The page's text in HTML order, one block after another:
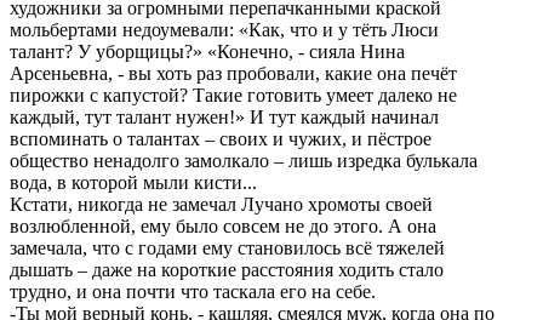
художники за огромными перепачканными краской
мольбертами недоумевали: «Как, что и у тёть Люси
талант? У уборщицы?» «Конечно, - сияла Нина
Арсеньевна, - вы хоть раз пробовали, какие она печёт
пирожки с капустой? Такие готовить умеет далеко не
каждый, тут талант нужен!» И тут каждый начинал
вспоминать о талантах – своих и чужих, и пёстрое
общество ненадолго замолкало – лишь изредка булькала
вода, в которой мыли кисти...
Кстати, никогда не замечал Лучано хромоты своей
возлюбленной, ему было совсем не до этого. А она
замечала, что с годами ему становилось всё тяжелей
дышать – даже на короткие расстояния ходить стало
трудно, и она почти что таскала его на себе.
-Ты мой верный конь, - кашляя, смеялся муж, когда она по